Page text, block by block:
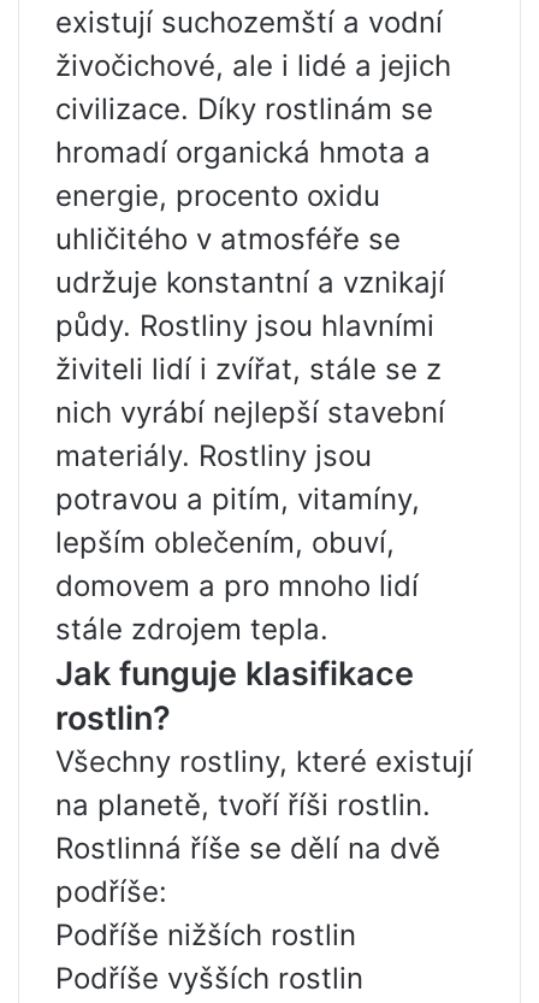
existují suchozemští a vodní
živočichové, ale i lidé a jejich
civilizace. Díky rostlinám se
hromadí organická hmota a
energie, procento oxidu
uhličitého v atmosféře se
udržuje konstantní a vznikají
půdy. Rostliny jsou hlavními
živiteli lidí i zvířat, stále se z
nich vyrábí nejlepší stavební
materiály. Rostliny jsou
potravou a pitím, vitamíny,
lepším oblečením, obuví,
domovem a pro mnoho lidí
stále zdrojem tepla.
Jak funguje klasifikace
rostlin?
Všechny rostliny, které existují
na planetě, tvoří říši rostlin.
Rostlinná říše se dělí na dvě
podříše:
Podříše nižších rostlin
Podříše vyšších rostlin